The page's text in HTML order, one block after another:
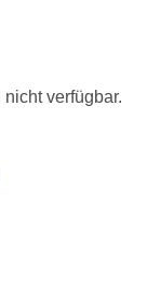
verfügbar.